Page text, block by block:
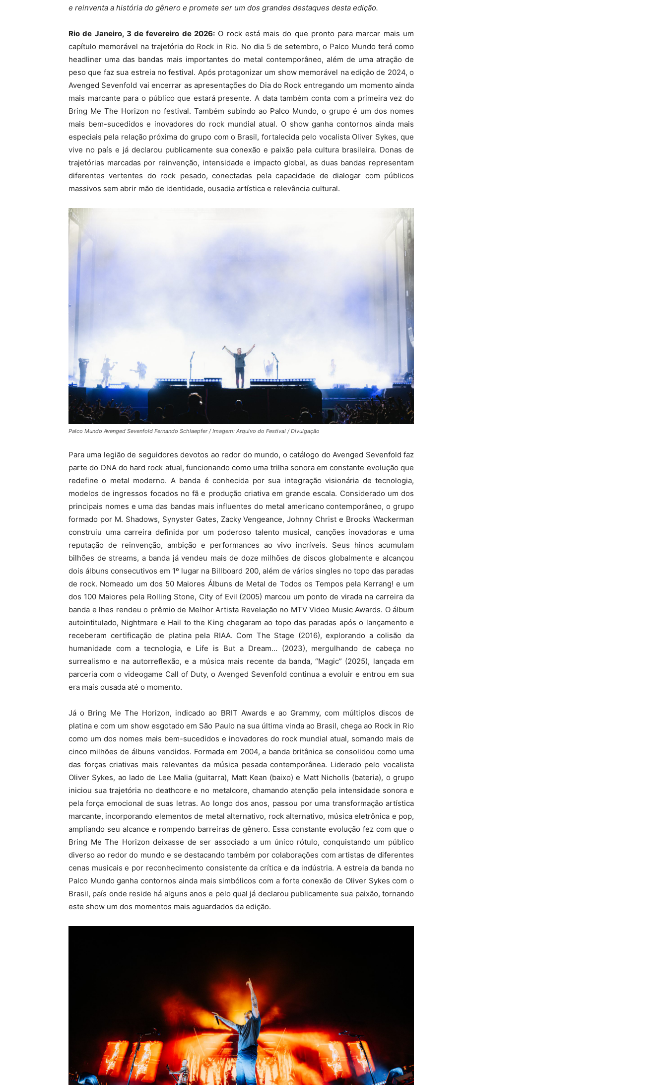
e reinventa a história do gênero e promete ser um dos grandes destaques desta edição.
Rio de Janeiro, 3 de fevereiro de 2026:O rock está mais do que pronto para marcar mais um
capítulo memorável na trajetória do Rock in Rio. No dia 5 de setembro, o Palco Mundo terá como
headliner uma das bandas mais importantes do metal contemporâneo, além de uma atração de
peso que faz sua estreia no festival. Após protagonizar um show memorável na edição de 2024, o
Avenged Sevenfold vai encerrar as apresentações do Dia do Rock entregando um momento ainda
mais marcante para o público que estará presente. A data também conta com a primeira vez do
Bring Me The Horizon no festival. Também subindo ao Palco Mundo, o grupo é um dos nomes
mais bem-sucedidos e inovadores do rock mundial atual. O show ganha contornos ainda mais
especiais pela relação próxima do grupo com o Brasil, fortalecida pelo vocalista Oliver Sykes, que
vive no país e já declarou publicamente sua conexão e paixão pela cultura brasileira. Donas de
trajetórias marcadas por reinvenção, intensidade e impacto global, as duas bandas representam
diferentes vertentes do rock pesado, conectadas pela capacidade de dialogar com públicos
massivos sem abrir mão de identidade, ousadia artística e relevância cultural.
Palco Mundo Avenged Sevenfold Fernando Schlaepfer / Imagem: Arquivo do Festival / Divulgação
Para uma legião de seguidores devotos ao redor do mundo, o catálogo do Avenged Sevenfold faz
parte do DNA do hard rock atual, funcionando como uma trilha sonora em constante evolução que
redefine o metal moderno. A banda é conhecida por sua integração visionária de tecnologia,
modelos de ingressos focados no fã e produção criativa em grande escala. Considerado um dos
principais nomes e uma das bandas mais influentes do metal americano contemporâneo, o grupo
formado por M. Shadows, Synyster Gates, Zacky Vengeance, Johnny Christ e Brooks Wackerman
construiu uma carreira definida por um poderoso talento musical, canções inovadoras e uma
reputação de reinvenção, ambição e performances ao vivo incríveis. Seus hinos acumulam
bilhões de streams, a banda já vendeu mais de doze milhões de discos globalmente e alcançou
dois álbuns consecutivos em 1º lugar na Billboard 200, além de vários singles no topo das paradas
de rock. Nomeado um dos 50 Maiores Álbuns de Metal de Todos os Tempos pela Kerrang! e um
dos 100 Maiores pela Rolling Stone, City of Evil (2005) marcou um ponto de virada na carreira da
banda e lhes rendeu o prêmio de Melhor Artista Revelação no MTV Video Music Awards. O álbum
autointitulado, Nightmare e Hail to the King chegaram ao topo das paradas após o lançamento e
receberam certificação de platina pela RIAA. Com The Stage (2016), explorando a colisão da
humanidade com a tecnologia, e Life is But a Dream… (2023), mergulhando de cabeça no
surrealismo e na autorreflexão, e a música mais recente da banda, “Magic” (2025), lançada em
parceria com o videogame Call of Duty, o Avenged Sevenfold continua a evoluir e entrou em sua
era mais ousada até o momento.
Já o Bring Me The Horizon, indicado ao BRIT Awards e ao Grammy, com múltiplos discos de
platina e com um show esgotado em São Paulo na sua última vinda ao Brasil, chega ao Rock in Rio
como um dos nomes mais bem-sucedidos e inovadores do rock mundial atual, somando mais de
cinco milhões de álbuns vendidos. Formada em 2004, a banda britânica se consolidou como uma
das forças criativas mais relevantes da música pesada contemporânea. Liderado pelo vocalista
Oliver Sykes, ao lado de Lee Malia (guitarra), Matt Kean (baixo) e Matt Nicholls (bateria), o grupo
iniciou sua trajetória no deathcore e no metalcore, chamando atenção pela intensidade sonora e
pela força emocional de suas letras. Ao longo dos anos, passou por uma transformação artística
marcante, incorporando elementos de metal alternativo, rock alternativo, música eletrônica e pop,
ampliando seu alcance e rompendo barreiras de gênero. Essa constante evolução fez com que o
Bring Me The Horizon deixasse de ser associado a um único rótulo, conquistando um público
diverso ao redor do mundo e se destacando também por colaborações com artistas de diferentes
cenas musicais e por reconhecimento consistente da crítica e da indústria. A estreia da banda no
Palco Mundo ganha contornos ainda mais simbólicos com a forte conexão de Oliver Sykes com o
Brasil, país onde reside há alguns anos e pelo qual já declarou publicamente sua paixão, tornando
este show um dos momentos mais aguardados da edição.